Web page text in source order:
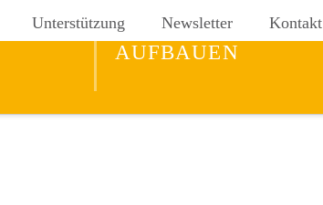
Unterstützung Newsletter Kontakt
REICH GOTTES
AUFBAUEN